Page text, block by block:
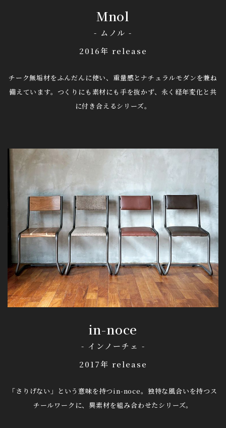
Mnol
- ムノル -
2016年 release
チーク無垢材をふんだんに使い、重量感とナチュラルモダンを兼ね
備えています。 つくりにも素材にも手を抜かず、永く経年変化と共
に付き合えるシリーズ。
in-noce
- インノーチェ -
2017年 release
「さりげない」という意味を持つin-noce。 独特な風合いを持つス
チールワークに、異素材を組み合わせたシリーズ。